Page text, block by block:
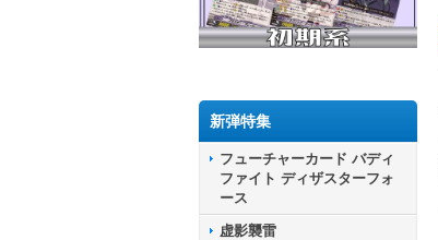
新弾特集
フューチャーカード バディ
ファイト ディザスターフォ
ース
虚影襲雷